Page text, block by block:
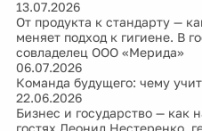
13.07.2026
От продукта к стандарту —
меняет подход к гигиене. В
совладелец ООО «Мерида»
06.07.2026
Команда будущего: чему
22.06.2026
Бизнес и государство — как